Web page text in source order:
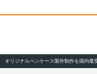
オリジナルペンケース製作制作を国内最